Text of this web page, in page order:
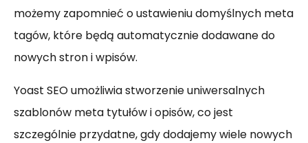
możemy zapomnieć o ustawieniu domyślnych meta
tagów, które będą automatycznie dodawane do
nowych stron i wpisów.
Yoast SEO umożliwia stworzenie uniwersalnych
szablonów meta tytułów i opisów, co jest
szczególnie przydatne, gdy dodajemy wiele nowych